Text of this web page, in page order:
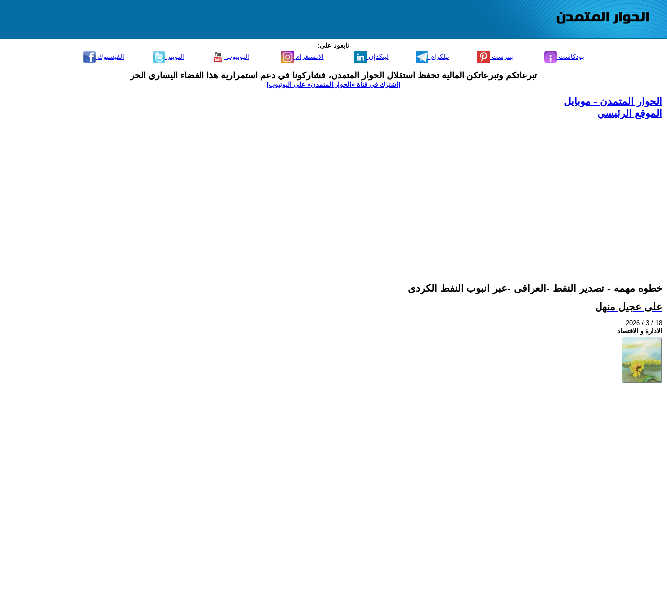
تابعونا على:
الفيسبوك
التويتر اليوتيوب الانستغرام لينكدإن تيلكرام بنترست بودكاست
تبرعاتكم وتبرعاتكن المالية تحفظ استقلال الحوار المتمدن، فشاركونا في دعم استمرارية هذا الفضاء اليساري الحر
[اشترك في قناة ‫«الحوار المتمدن» على اليوتيوب]
الحوار المتمدن - موبايل
الموقع الرئيسي
خطوه مهمه - تصدير النفط -العراقى -عبر انبوب النفط الكردى
على عجيل منهل
2026 / 3 / 18
الادارة و الاقتصاد